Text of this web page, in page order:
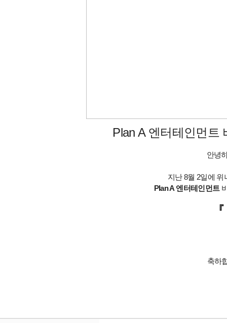
Plan A 엔터테인먼트
안녕
지난 8월 2일에
Plan A 엔터테인먼트
축하